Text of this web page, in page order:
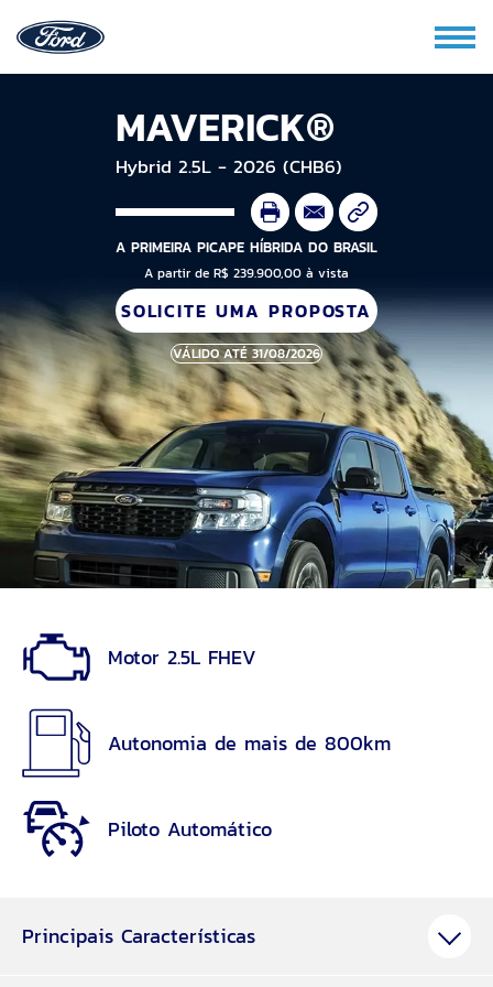
MAVERICK®
Hybrid 2.5L - 2026 (CHB6)
A PRIMEIRA PICAPE HÍBRIDA DO BRASIL
A partir de R$ 239.900,00 à vista
SOLICITE UMA PROPOSTA
VÁLIDO ATÉ 31/08/2026
Motor 2.5L FHEV
Autonomia de mais de 800km
Piloto Automático
Principais Características